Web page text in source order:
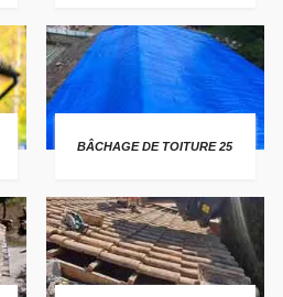
BÂCHAGE DE TOITURE 25